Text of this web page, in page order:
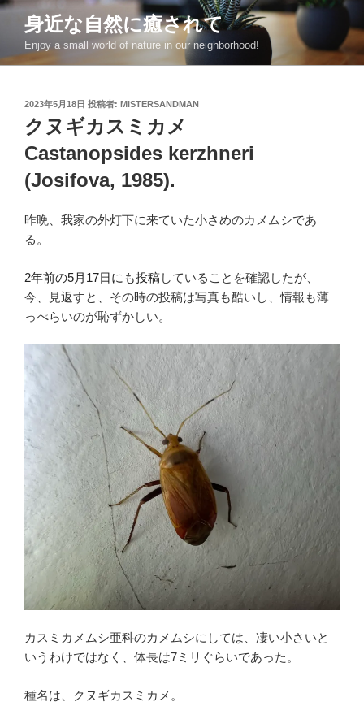
コ
ン
身近な自然に癒されて
Enjoy a small world of nature in our neighborhood!
投
日:
2023年5月18日 投稿者: MISTERSANDMAN
クヌギカスミカメ
Castanopsides kerzhneri
(Josifova, 1985).
昨晩、我家の外灯下に来ていた小さめのカメムシであ
る。
2年前の5月17日にも投稿していることを確認したが、
今、見返すと、その時の投稿は写真も酷いし、情報も薄
っぺらいのが恥ずかしい。
カスミカメムシ亜科のカメムシにしては、凄い小さいと
いうわけではなく、体長は7ミリぐらいであった。
種名は、クヌギカスミカメ。